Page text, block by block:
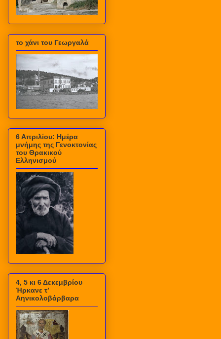
το χάνι του Γεωργαλά
6 Απριλίου: Ημέρα
μνήμης της Γενοκτονίας
του Θρακικού
Ελληνισμού
4, 5 κι 6 Δεκεμβρίου
Ήρκανε τ’
Αηνικολοβάρβαρα